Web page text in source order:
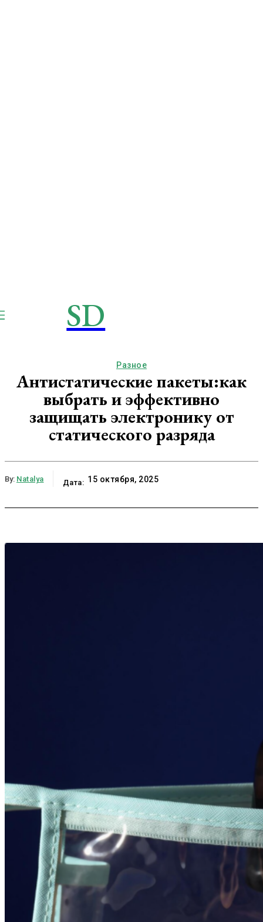
SD
Разное
Антистатические пакеты:как
выбрать и эффективно
защищать электронику от
статического разряда
By: Natalya Дата: 15 октября, 2025